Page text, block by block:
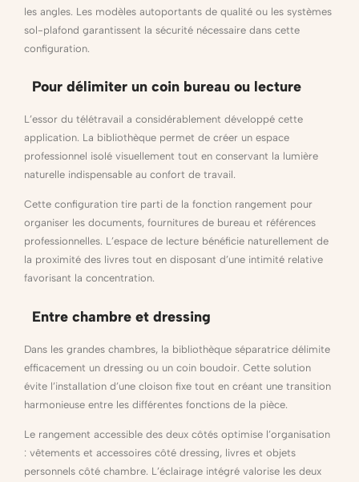
les angles. Les modèles autoportants de qualité ou les systèmes
sol-plafond garantissent la sécurité nécessaire dans cette
configuration.
Pour délimiter un coin bureau ou lecture
L’essor du télétravail a considérablement développé cette
application. La bibliothèque permet de créer un espace
professionnel isolé visuellement tout en conservant la lumière
naturelle indispensable au confort de travail.
Cette configuration tire parti de la fonction rangement pour
organiser les documents, fournitures de bureau et références
professionnelles. L’espace de lecture bénéficie naturellement de
la proximité des livres tout en disposant d’une intimité relative
favorisant la concentration.
Entre chambre et dressing
Dans les grandes chambres, la bibliothèque séparatrice délimite
efficacement un dressing ou un coin boudoir. Cette solution
évite l’installation d’une cloison fixe tout en créant une transition
harmonieuse entre les différentes fonctions de la pièce.
Le rangement accessible des deux côtés optimise l’organisation
: vêtements et accessoires côté dressing, livres et objets
personnels côté chambre. L’éclairage intégré valorise les deux